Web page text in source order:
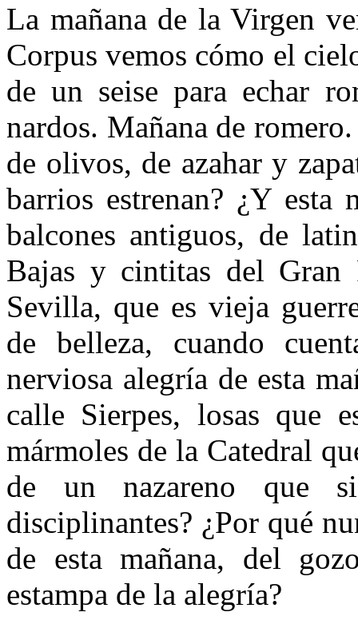
La mañana de la Virgen
Corpus vemos cómo el
de un seise para echar
nardos. Mañana de
de olivos, de azahar y
barrios estrenan? ¿Y esta
balcones antiguos, de
Bajas y cintitas del Gran
Sevilla, que es vieja
de belleza, cuando
nerviosa alegría de esta
calle Sierpes, losas que
mármoles de la Catedral
de un nazareno que
disciplinantes? ¿Por qué
de esta mañana, del
estampa de la alegría?